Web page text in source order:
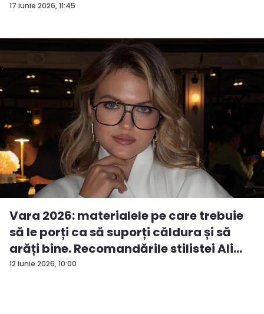
17 iunie 2026, 11:45
12 iunie 2026, 10:00
Vara 2026: materialele pe care trebuie
să le porți ca să suporți căldura și să
arăți bine. Recomandările stilistei Ali...